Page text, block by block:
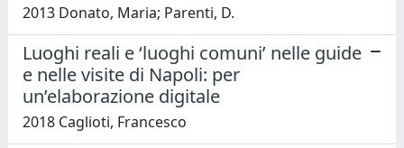
2013 Donato, Maria; Parenti, D.
Luoghi reali e ‘luoghi comuni’ nelle guide
e nelle visite di Napoli: per
un’elaborazione digitale
2018 Caglioti, Francesco